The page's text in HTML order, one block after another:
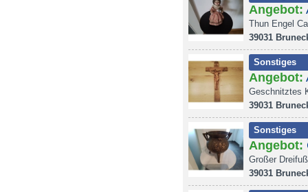
Angebot:
Thun Engel
39031
Sonstiges
Angebot:
Geschnitztes
39031
Sonstiges
Angebot:
Großer
39031